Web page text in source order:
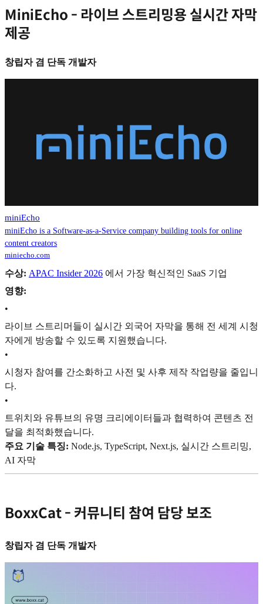
MiniEcho - 라이브 스트리밍용 실시간 자막
제공
창립자 겸 단독 개발자
miniEcho
miniEcho is a Software-as-a-Service company building tools for online
content creators
miniecho.com
수상: APAC Insider 2026 에서 가장 혁신적인 SaaS 기업
영향:
•
라이브 스트리머들이 실시간 외국어 자막을 통해 전 세계 시청
자에게 방송할 수 있도록 지원했습니다.
•
시청자 참여를 간소화하고 사전 및 사후 제작 작업량을 줄입니
다.
•
트위치와 유튜브의 유명 크리에이터들과 협력하여 콘텐츠 전
달을 최적화했습니다.
주요 기술 특징: Node.js, TypeScript, Next.js, 실시간 스트리밍,
AI 자막
BoxxCat - 커뮤니티 참여 담당 보조
창립자 겸 단독 개발자